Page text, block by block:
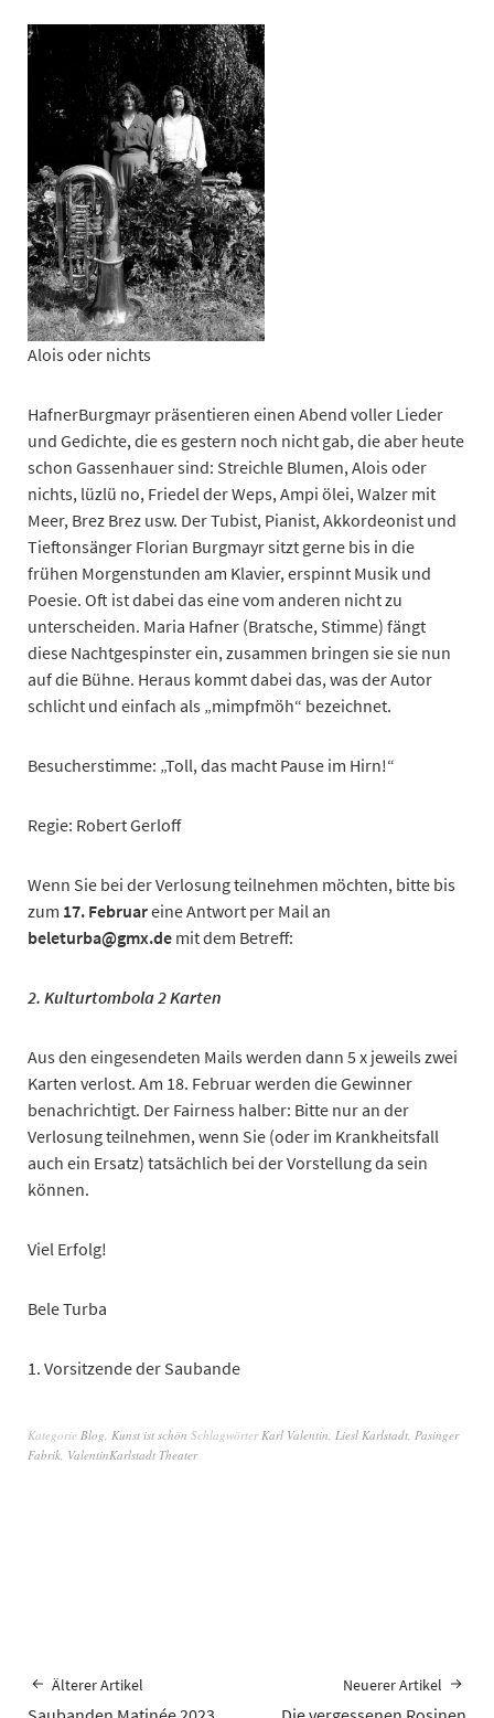
Alois oder nichts
HafnerBurgmayr präsentieren einen Abend voller Lieder
und Gedichte, die es gestern noch nicht gab, die aber heute
schon Gassenhauer sind: Streichle Blumen, Alois oder
nichts, lüzlü no, Friedel der Weps, Ampi ölei, Walzer mit
Meer, Brez Brez usw. Der Tubist, Pianist, Akkordeonist und
Tieftonsänger Florian Burgmayr sitzt gerne bis in die
frühen Morgenstunden am Klavier, erspinnt Musik und
Poesie. Oft ist dabei das eine vom anderen nicht zu
unterscheiden. Maria Hafner (Bratsche, Stimme) fängt
diese Nachtgespinster ein, zusammen bringen sie sie nun
auf die Bühne. Heraus kommt dabei das, was der Autor
schlicht und einfach als „mimpfmöh“ bezeichnet.
Besucherstimme: „Toll, das macht Pause im Hirn!“
Regie: Robert Gerloff
Wenn Sie bei der Verlosung teilnehmen möchten, bitte bis
zum 17. Februareine Antwort per Mail an
beleturba@gmx.de mit dem Betreff:
2. Kulturtombola 2 Karten
Aus den eingesendeten Mails werden dann 5 x jeweils zwei
Karten verlost. Am 18. Februar werden die Gewinner
benachrichtigt. Der Fairness halber: Bitte nur an der
Verlosung teilnehmen, wenn Sie (oder im Krankheitsfall
auch ein Ersatz) tatsächlich bei der Vorstellung da sein
können.
Viel Erfolg!
Bele Turba
1. Vorsitzende der Saubande
Kategorie Blog Kunst ist schön Schlagwörter Karl Valentin Liesl Karlstadt Pasinger
Fabrik ValentinKarlstadt Theater
Älterer Artikel Neuerer Artikel